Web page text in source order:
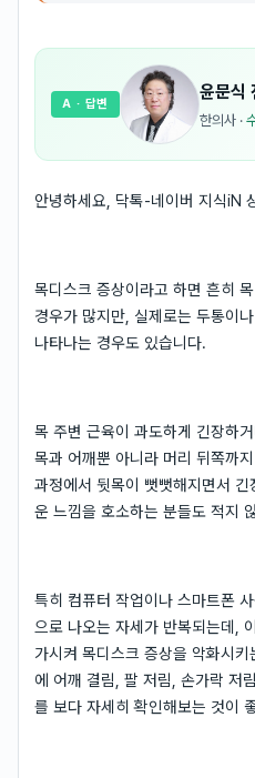
윤문식
한의사 ·
A · 답변
안녕하세요, 닥톡-네이버 지식iN
목디스크 증상이라고 하면 흔히
경우가 많지만, 실제로는 두통이
나타나는 경우도 있습니다.
목 주변 근육이 과도하게 긴장하
목과 어깨뿐 아니라 머리 뒤쪽까
과정에서 뒷목이 뻣뻣해지면서
운 느낌을 호소하는 분들도 적지
특히 컴퓨터 작업이나 스마트폰
으로 나오는 자세가 반복되는데,
가시켜 목디스크 증상을 악화시
에 어깨 결림, 팔 저림, 손가락 저
를 보다 자세히 확인해보는 것이